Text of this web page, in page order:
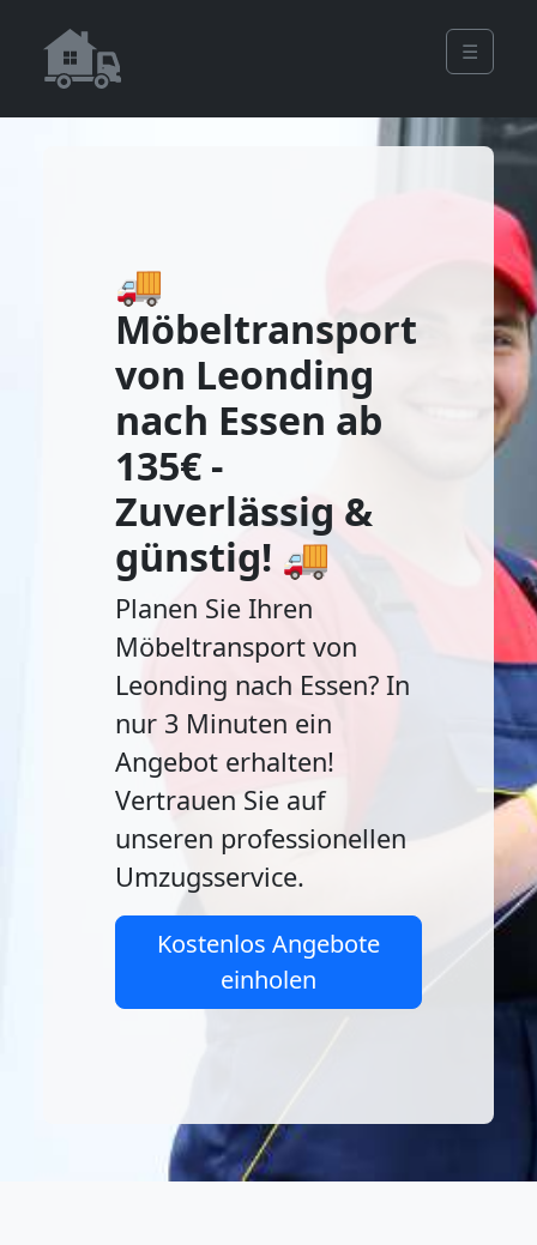
☰
🚚
Möbeltransport
von Leonding
nach Essen ab
135€ -
Zuverlässig &
günstig! 🚚
Planen Sie Ihren
Möbeltransport von
Leonding nach Essen? In
nur 3 Minuten ein
Angebot erhalten!
Vertrauen Sie auf
unseren professionellen
Umzugsservice.
Kostenlos Angebote
einholen